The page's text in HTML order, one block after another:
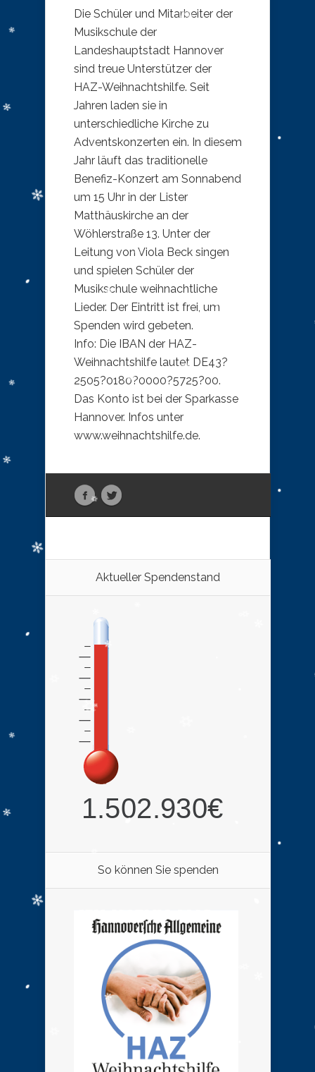
Die Schüler und Mitarbeiter der
Musikschule der
Landeshauptstadt Hannover
sind treue Unterstützer der
HAZ-Weihnachtshilfe. Seit
Jahren laden sie in
unterschiedliche Kirche zu
Adventskonzerten ein. In diesem
Jahr läuft das traditionelle
Benefiz-Konzert am Sonnabend
um 15 Uhr in der Lister
Matthäuskirche an der
Wöhlerstraße 13. Unter der
Leitung von Viola Beck singen
und spielen Schüler der
Musikschule weihnachtliche
Lieder. Der Eintritt ist frei, um
Spenden wird gebeten.
Info: Die IBAN der HAZ-
Weihnachtshilfe lautet DE43?
2505?0180?0000?5725?00.
Das Konto ist bei der Sparkasse
Hannover. Infos unter
www.weihnachtshilfe.de.
Aktueller Spendenstand
So können Sie spenden